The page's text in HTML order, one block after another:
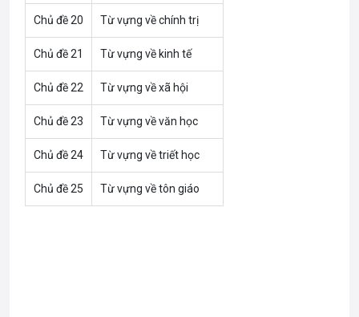
Chủ đề 20 Từ vựng về chính trị
Chủ đề 21 Từ vựng về kinh tế
Chủ đề 22 Từ vựng về xã hội
Chủ đề 23 Từ vựng về văn học
Chủ đề 24 Từ vựng về triết học
Chủ đề 25 Từ vựng về tôn giáo